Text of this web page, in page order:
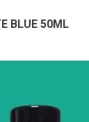
BLUE 50ML